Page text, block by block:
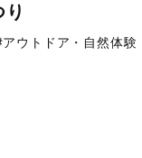
ウトドア・自然体験